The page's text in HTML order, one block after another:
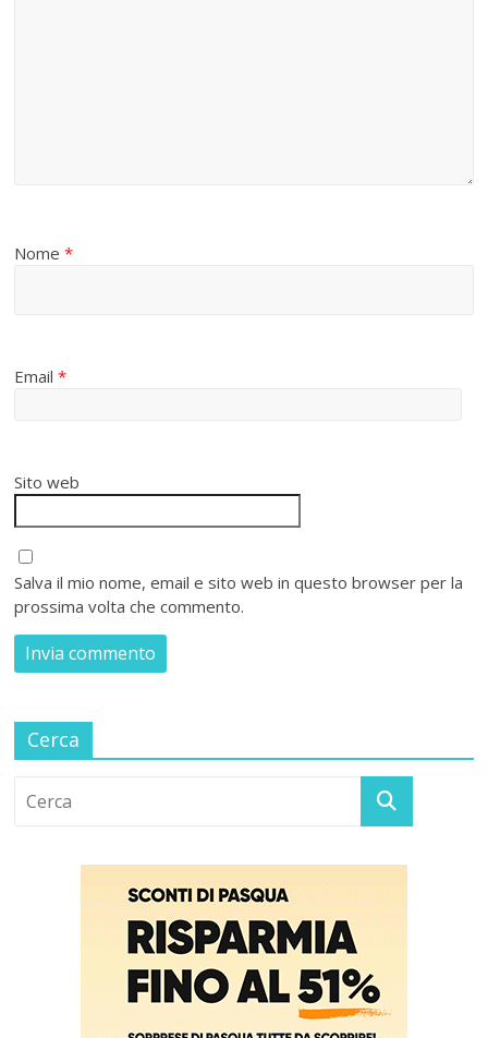
Nome*
Email*
Sito web
Salva il mio nome, email e sito web in questo browser per la
prossima volta che commento.
Cerca